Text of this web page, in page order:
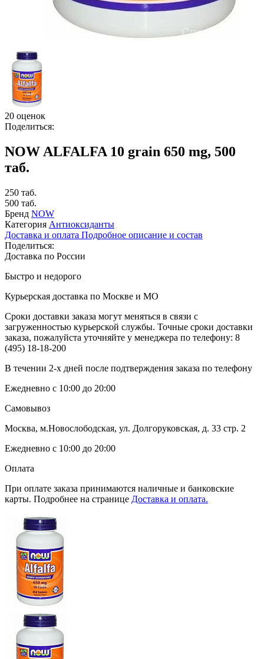
20 оценок
Поделиться:
NOW ALFALFA 10 grain 650 mg, 500
таб.
250 таб.
500 таб.
Бренд NOW
Категория Антиоксиданты
Доставка и оплата Подробное описание и состав
Поделиться:
Доставка по России
Быстро и недорого
Курьерская доставка по Москве и МО
Сроки доставки заказа могут меняться в связи с
загруженностью курьерской службы. Точные сроки доставки
заказа, пожалуйста уточняйте у менеджера по телефону: 8
(495) 18-18-200
В течении 2-х дней после подтверждения заказа по телефону
Ежедневно с 10:00 до 20:00
Самовывоз
Москва, м.Новослободская, ул. Долгоруковская, д. 33 стр. 2
Ежедневно с 10:00 до 20:00
Оплата
При оплате заказа принимаются наличные и банковские
карты. Подробнее на странице Доставка и оплата.